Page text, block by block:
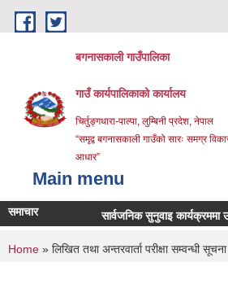
Skip to main content
बगनासकाली गाउँपालिका
गाउँ कार्यपालिकाको कार्यालय
चिर्तुङ्गधारा-पाल्पा, लुम्बिनी प्रदेश, नेपाल
“समृद्व बगनासकाली गाउँको सारः समग्र
आधार”
Main menu
समाचार सार्वजनिक सुनुवाइ कार्यक्रममा उपस्थिति
You are here
Home » लिखित तथा अन्तरवार्ता परीक्षा सम्वन्धी सूचना